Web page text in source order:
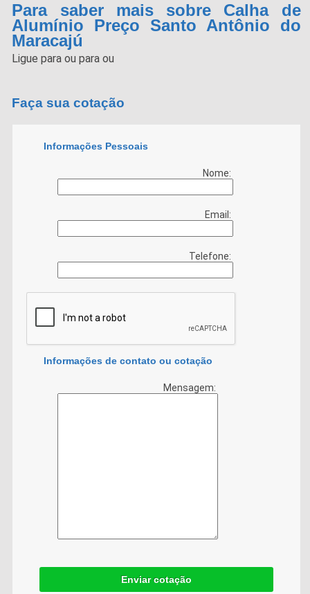
Para saber mais sobre Calha de
Alumínio Preço Santo Antônio do
Maracajú
Ligue paraou paraou
Faça sua cotação
Informações Pessoais
Nome:
Email:
Telefone:
Informações de contato ou cotação
Mensagem:
Enviar cotação